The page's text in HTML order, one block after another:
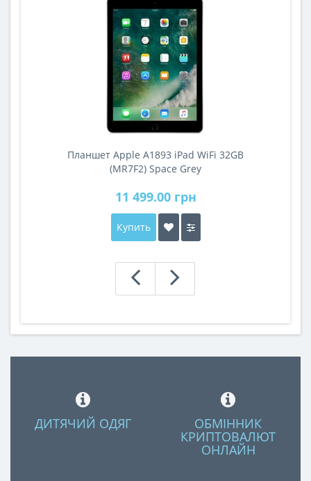
Планшет Apple A1893 iPad WiFi 32GB
(MR7F2) Space Grey
11 499.00 грн
Купить
ДИТЯЧИЙ ОДЯГ ОБМІННИК
КРИПТОВАЛЮТ
ОНЛАЙН